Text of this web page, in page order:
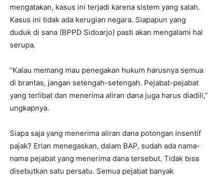
mengatakan, kasus ini terjadi karena sistem yang salah.
Kasus ini tidak ada kerugian negara. Siapapun yang
duduk di sana (BPPD Sidoarjo) pasti akan mengalami hal
serupa.
“Kalau memang mau penegakan hukum harusnya semua
di brantas, jangan setengah-setengah. Pejabat-pejabat
yang terlibat dan menerima aliran dana juga harus diadili,”
ungkapnya.
Siapa saja yang menerima aliran dana potongan insentif
pajak? Erlan menegaskan, dalam BAP, sudah ada nama-
nama pejabat yang menerima dana tersebut. Tidak bisa
disebutkan satu persatu. Semua pejabat banyak